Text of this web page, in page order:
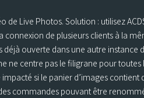
de Live Photos. Solution : utilisez
connexion de plusieurs clients à la
ouverte dans une autre instance
ne centre pas le filigrane pour
si le panier d’images contient
commandes pouvant être